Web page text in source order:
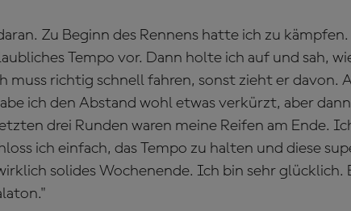
Zu Beginn des Rennens hatte ich zu
Tempo vor. Dann holte ich auf und sah,
muss richtig schnell fahren, sonst zieht er davon.
ich den Abstand wohl etwas verkürzt, aber
drei Runden waren meine Reifen am Ende.
ich einfach, das Tempo zu halten und diese
solides Wochenende. Ich bin sehr glücklich.